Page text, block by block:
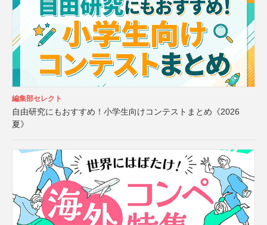
編集部セレクト
自由研究にもおすすめ！小学生向けコンテストまとめ《2026
夏》